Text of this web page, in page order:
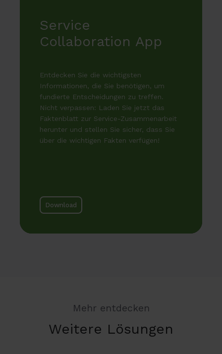
Service
Collaboration App
Entdecken Sie die wichtigsten
Informationen, die Sie benötigen, um
fundierte Entscheidungen zu treffen.
Nicht verpassen: Laden Sie jetzt das
Faktenblatt zur Service-Zusammenarbeit
herunter und stellen Sie sicher, dass Sie
über die wichtigen Fakten verfügen!
Download
Mehr entdecken
Weitere Lösungen